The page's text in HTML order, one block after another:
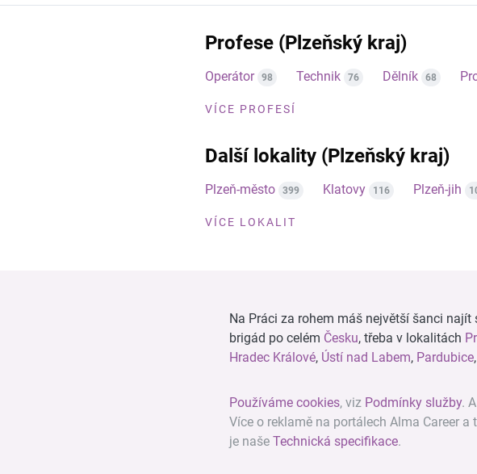
Profese (Plzeňský kraj)
Operátor 98 Technik 76 Dělník 68
VÍCE PROFESÍ
Další lokality (Plzeňský kraj)
Plzeň-město 399 Klatovy 116 Plzeň-jih
VÍCE LOKALIT
Na Práci za rohem máš největší šanci
brigád po celém Česku, třeba v lokalitách
Hradec Králové, Ústí nad Labem, Pardubice,
Používáme cookies, viz Podmínky služby.
Více o reklamě na portálech Alma Career
je naše Technická specifikace.